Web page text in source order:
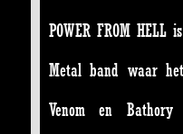
POWER FROM HELL
Metal band waar
Venom en